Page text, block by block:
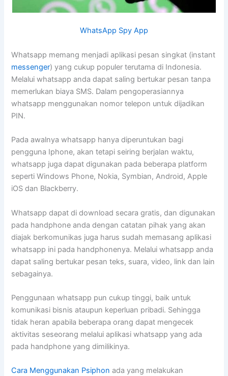
WhatsApp Spy App
Whatsapp memang menjadi aplikasi pesan singkat (instant
messenger) yang cukup populer terutama di Indonesia.
Melalui whatsapp anda dapat saling bertukar pesan tanpa
memerlukan biaya SMS. Dalam pengoperasiannya
whatsapp menggunakan nomor telepon untuk dijadikan
PIN.
Pada awalnya whatsapp hanya diperuntukan bagi
pengguna Iphone, akan tetapi seiring berjalan waktu,
whatsapp juga dapat digunakan pada beberapa platform
seperti Windows Phone, Nokia, Symbian, Android, Apple
iOS dan Blackberry.
Whatsapp dapat di download secara gratis, dan digunakan
pada handphone anda dengan catatan pihak yang akan
diajak berkomunikas juga harus sudah memasang aplikasi
whatsapp ini pada handphonenya. Melalui whatsapp anda
dapat saling bertukar pesan teks, suara, video, link dan lain
sebagainya.
Penggunaan whatsapp pun cukup tinggi, baik untuk
komunikasi bisnis ataupun keperluan pribadi. Sehingga
tidak heran apabila beberapa orang dapat mengecek
aktivitas seseorang melalui aplikasi whatsapp yang ada
pada handphone yang dimilikinya.
Cara Menggunakan Psiphon ada yang melakukan